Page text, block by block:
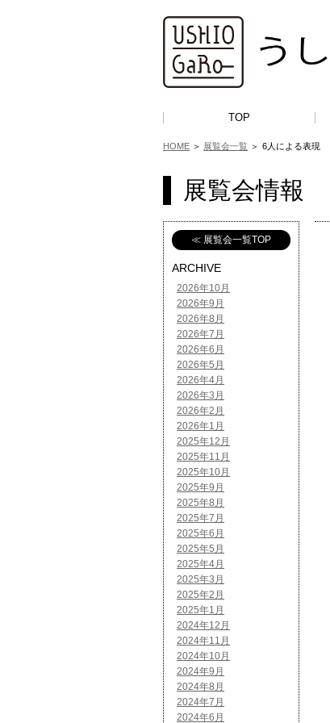
TOP
HOME ＞ 展覧会一覧 ＞ 6人による表現
展覧会情報
≪ 展覧会一覧TOP
ARCHIVE
2026年10月
2026年9月
2026年8月
2026年7月
2026年6月
2026年5月
2026年4月
2026年3月
2026年2月
2026年1月
2025年12月
2025年11月
2025年10月
2025年9月
2025年8月
2025年7月
2025年6月
2025年5月
2025年4月
2025年3月
2025年2月
2025年1月
2024年12月
2024年11月
2024年10月
2024年9月
2024年8月
2024年7月
2024年6月